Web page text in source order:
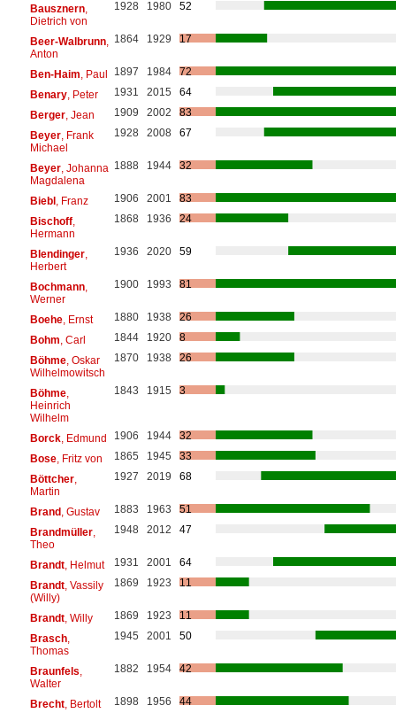
Bausznern,
Dietrich von
1928 1980 52
Beer-Walbrunn,
Anton
1864 1929 17
Ben-Haim , Paul 1897 1984
72
Benary, Peter 1931 2015
64
Berger, Jean 1909 2002
83
Beyer, Frank
Michael
1928 2008 67
Beyer, Johanna
Magdalena
1888 1944 32
Biebl, Franz 1906 2001
83
Bischoff,
Hermann
1868 1936 24
Blendinger,
Herbert
1936 2020 59
Bochmann,
Werner
1900 1993 81
Boehe, Ernst 1880 1938
26
Bohm , Carl 1844 1920
8
Böhme, Oskar
Wilhelmowitsch
1870 1938 26
Böhme,
Heinrich
Wilhelm
1843 1915 3
Borck, Edmund 1906 1944
32
Bose, Fritz von 1865 1945
33
Böttcher,
Martin
1927 2019 68
Brand, Gustav 1883 1963
51
Brandmüller,
Theo
1948 2012 47
Brandt, Helmut 1931 2001
64
Brandt, Vassily
(Willy)
1869 1923 11
Brandt, Willy 1869 1923
11
Brasch,
Thomas
1945 2001 50
Braunfels
Walter
1882 1954 42
Brecht, Bertolt 1898 1956
44